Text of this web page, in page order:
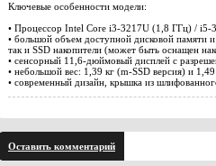
Ключевые особенности модели:
• Процессор Intel Core i3-3217U (1,8 ГГц) /
• большой объем доступной дисковой памяти
так и SSD накопители (может быть оснащен
• сенсорный 11,6-дюймовый дисплей с
• небольшой вес: 1,39 кг (m-SSD версия) и
• современный дизайн, крышка из
Оставить комментарий